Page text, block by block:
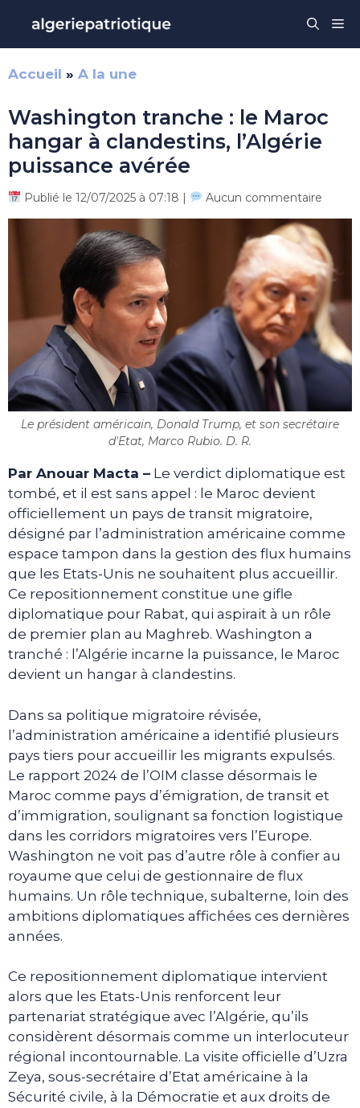
contenu
Accueil » A la une
Washington tranche : le Maroc
hangar à clandestins, l’Algérie
puissance avérée
Publié le 12/07/2025 à 07:18 | Aucun commentaire
Le président américain, Donald Trump, et son secrétaire
d'Etat, Marco Rubio. D. R.
Par Anouar Macta – Le verdict diplomatique est
tombé, et il est sans appel : le Maroc devient
officiellement un pays de transit migratoire,
désigné par l’administration américaine comme
espace tampon dans la gestion des flux humains
que les Etats-Unis ne souhaitent plus accueillir.
Ce repositionnement constitue une gifle
diplomatique pour Rabat, qui aspirait à un rôle
de premier plan au Maghreb. Washington a
tranché : l’Algérie incarne la puissance, le Maroc
devient un hangar à clandestins.
Dans sa politique migratoire révisée,
l’administration américaine a identifié plusieurs
pays tiers pour accueillir les migrants expulsés.
Le rapport 2024 de l’OIM classe désormais le
Maroc comme pays d’émigration, de transit et
d’immigration, soulignant sa fonction logistique
dans les corridors migratoires vers l’Europe.
Washington ne voit pas d’autre rôle à confier au
royaume que celui de gestionnaire de flux
humains. Un rôle technique, subalterne, loin des
ambitions diplomatiques affichées ces dernières
années.
Ce repositionnement diplomatique intervient
alors que les Etats-Unis renforcent leur
partenariat stratégique avec l’Algérie, qu’ils
considèrent désormais comme un interlocuteur
régional incontournable. La visite officielle d’Uzra
Zeya, sous-secrétaire d’Etat américaine à la
Sécurité civile, à la Démocratie et aux droits de